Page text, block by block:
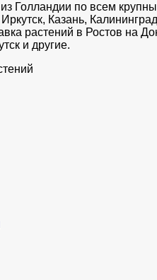
Голландии по всем
Иркутск, Казань,
растений в Ростов на
и другие.